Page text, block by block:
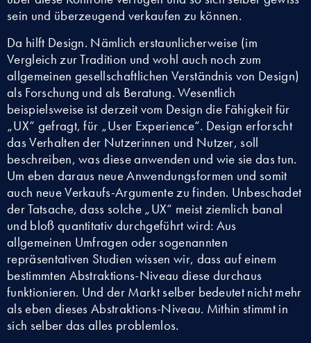
sein und überzeugend verkaufen zu können.
Da hilft Design. Nämlich erstaunlicherweise (im
Vergleich zur Tradition und wohl auch noch zum
allgemeinen gesellschaftlichen Verständnis von Design)
als Forschung und als Beratung. Wesentlich
beispielsweise ist derzeit vom Design die Fähigkeit für
„UX“ gefragt, für „User Experience“. Design erforscht
das Verhalten der Nutzerinnen und Nutzer, soll
beschreiben, was diese anwenden und wie sie das tun.
Um eben daraus neue Anwendungsformen und somit
auch neue Verkaufs-Argumente zu finden. Unbeschadet
der Tatsache, dass solche „UX“ meist ziemlich banal
und bloß quantitativ durchgeführt wird: Aus
allgemeinen Umfragen oder sogenannten
repräsentativen Studien wissen wir, dass auf einem
bestimmten Abstraktions-Niveau diese durchaus
funktionieren. Und der Markt selber bedeutet nicht mehr
als eben dieses Abstraktions-Niveau. Mithin stimmt in
sich selber das alles problemlos.